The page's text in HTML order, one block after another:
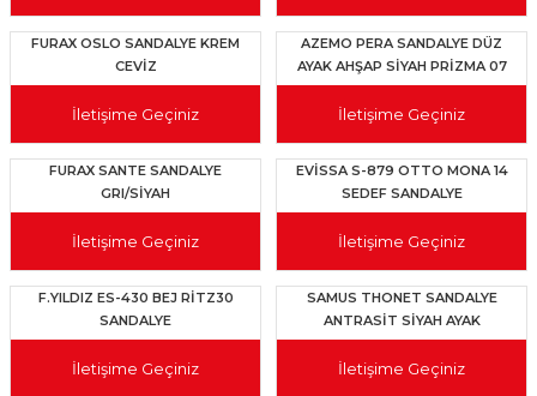
FURAX OSLO SANDALYE KREM
CEVİZ
İletişime Geçiniz
AZEMO PERA SANDALYE DÜZ
AYAK AHŞAP SİYAH PRİZMA 07
ANTRASİT GRI(YENİ MODEL)
İletişime Geçiniz
FURAX SANTE SANDALYE
GRI/SİYAH
İletişime Geçiniz
EVİSSA S-879 OTTO MONA 14
SEDEF SANDALYE
İletişime Geçiniz
F.YILDIZ ES-430 BEJ RİTZ30
SANDALYE
İletişime Geçiniz
SAMUS THONET SANDALYE
ANTRASİT SİYAH AYAK
İletişime Geçiniz